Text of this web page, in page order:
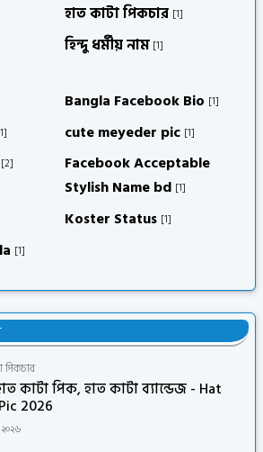
হাত কাটা পিকচার [1]
হিন্দু ধর্মীয় নাম [1]
Bangla Facebook Bio [1]
cute meyeder pic [1]
[2]
Facebook Acceptable
Stylish Name bd [1]
Koster Status [1]
[1]
পিকচার
কাটা পিক, হাত কাটা ব্যান্ডেজ - Hat
2026